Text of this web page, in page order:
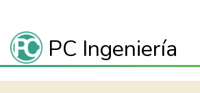
PC Ingeniería